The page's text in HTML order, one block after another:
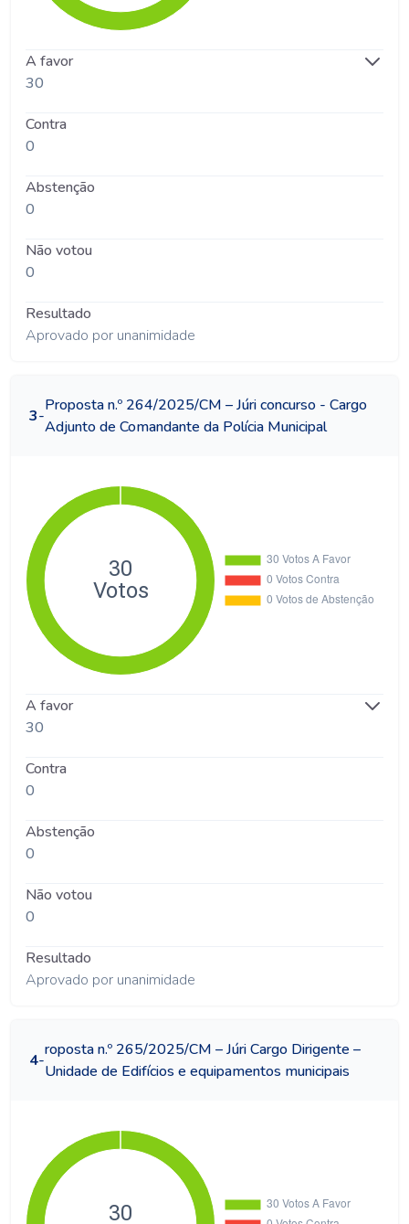
A favor
30
Contra
0
Abstenção
0
Não votou
0
Resultado
Aprovado por unanimidade
3-
Proposta n.º 264/2025/CM – Júri concurso - Cargo
Adjunto de Comandante da Polícia Municipal
A favor
30
Contra
0
Abstenção
0
Não votou
0
Resultado
Aprovado por unanimidade
4-
roposta n.º 265/2025/CM – Júri Cargo Dirigente –
Unidade de Edifícios e equipamentos municipais